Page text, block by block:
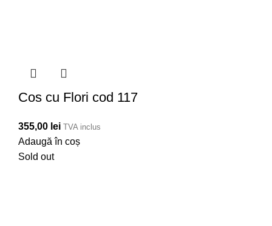
Cos cu Flori cod 117
355,00 lei TVA inclus
Adaugă în coș
Sold out